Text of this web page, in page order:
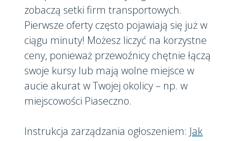
zobaczą setki firm transportowych.
Pierwsze oferty często pojawiają się już w
ciągu minuty! Możesz liczyć na korzystne
ceny, ponieważ przewoźnicy chętnie łączą
swoje kursy lub mają wolne miejsce w
aucie akurat w Twojej okolicy – np. w
miejscowości Piaseczno.
Instrukcja zarządzania ogłoszeniem: Jak